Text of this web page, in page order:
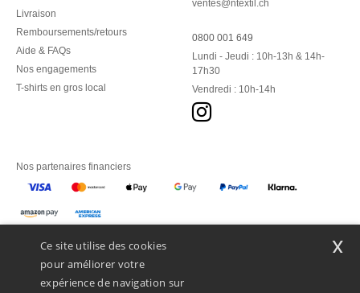
Livraison
Remboursements/retours
Aide & FAQs
Nos engagements
T-shirts en gros local
ventes@ntextil.ch
0800 001 649
Lundi - Jeudi : 10h-13h & 14h-
17h30
Vendredi : 10h-14h
Nos partenaires financiers
Ce site utilise des cookies
pour améliorer votre
expérience de navigation sur
x